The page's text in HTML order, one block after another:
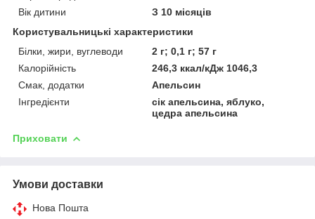
Вік дитини
З 10 місяців
Користувальницькі характеристики
Білки, жири, вуглеводи
2 г; 0,1 г; 57 г
Калорійність
246,3 ккал/кДж 1046,3
Смак, додатки
Апельсин
Інгредієнти
сік апельсина, яблуко,
цедра апельсина
Приховати
Умови доставки
Нова Пошта